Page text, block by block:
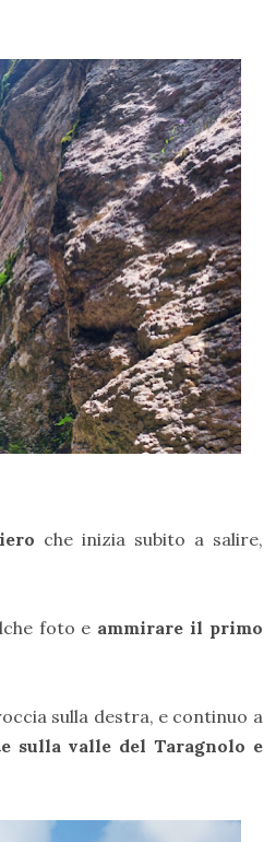
che inizia subito a salire,
foto e ammirare il primo
sulla destra, e continuo a
sulla valle del Taragnolo e